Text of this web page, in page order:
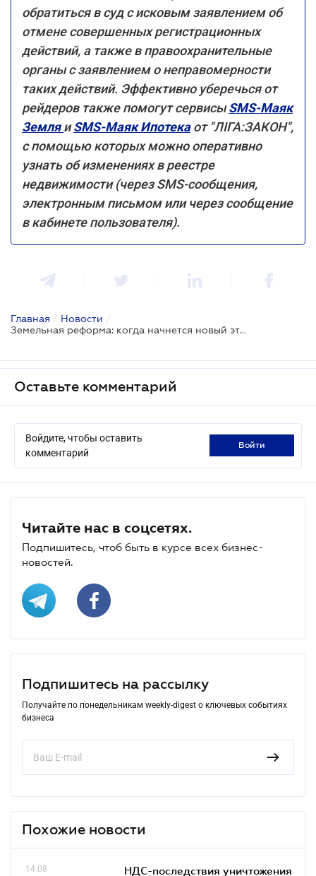
обратиться в суд с исковым заявлением об
отмене совершенных регистрационных
действий, а также в правоохранительные
органы с заявлением о неправомерности
таких действий. Эффективно уберечься от
рейдеров также помогут сервисыSMS-Маяк
ЗемляиSMS-Маяк Ипотека от "ЛІГА:ЗАКОН",
с помощью которых можно оперативно
узнать об изменениях в реестре
недвижимости (через SMS-сообщения,
электронным письмом или через сообщение
в кабинете пользователя).
Главная / Новости /
Земельная реформа: когда начнется новый этап и что на нем разрешено
Оставьте комментарий
Войдите, чтобы оставить
комментарий
войти
Читайте нас в соцсетях.
Подпишитесь, чтоб быть в курсе всех бизнес-
новостей.
Подпишитесь на рассылку
Получайте по понедельникам weekly-digest о ключевых событиях
бизнеса
Похожие новости
14.08
НДС-последствия уничтожения